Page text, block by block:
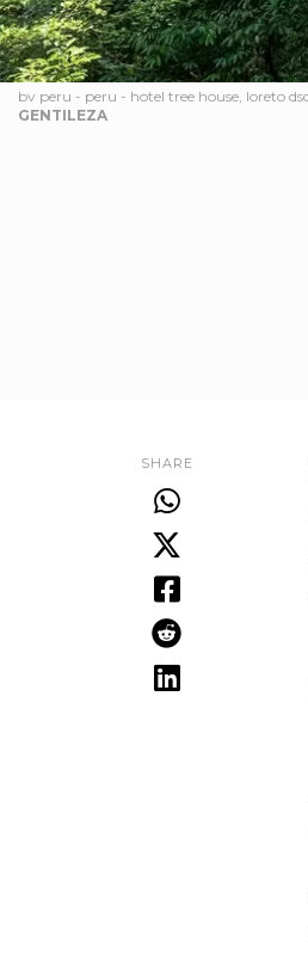
bv peru - peru - hotel tree house, loreto
GENTILEZA
SHARE